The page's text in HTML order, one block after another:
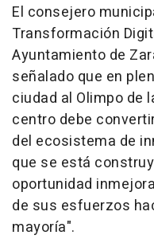
El consejero
Transformación
Ayuntamiento de
señalado que en
ciudad al Olimpo de
centro debe
del ecosistema de
que se está
oportunidad
de sus esfuerzos
mayoría".